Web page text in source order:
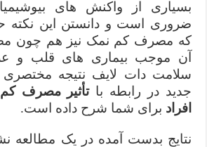
بسیاری از واکنش های
ضروری است و دانستن این نکته
که مصرف کم نمک نیز هم چون
آن موجب بیماری های قلب و
سلامت دات لایف نتیجه مختصری
جدید در رابطه باتأثیر مصرف
افراد برای شما شرح داده است.
نتایج بدست آمده در یک مطالعه